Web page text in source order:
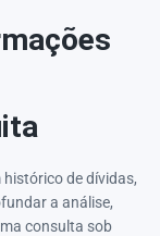
de dívidas,
a análise,
consulta sob